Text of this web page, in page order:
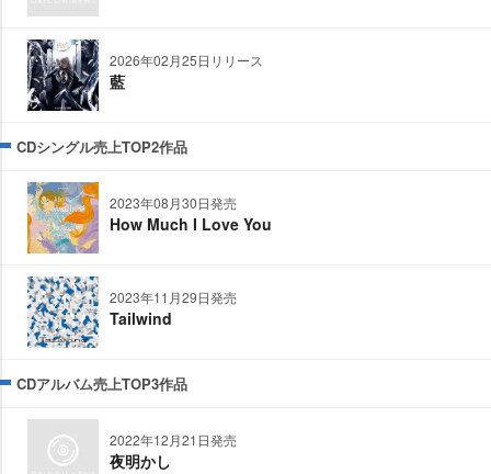
2026年02月25日リリース
藍
CDシングル売上TOP2作品
2023年08月30日発売
How Much I Love You
2023年11月29日発売
Tailwind
CDアルバム売上TOP3作品
2022年12月21日発売
夜明かし